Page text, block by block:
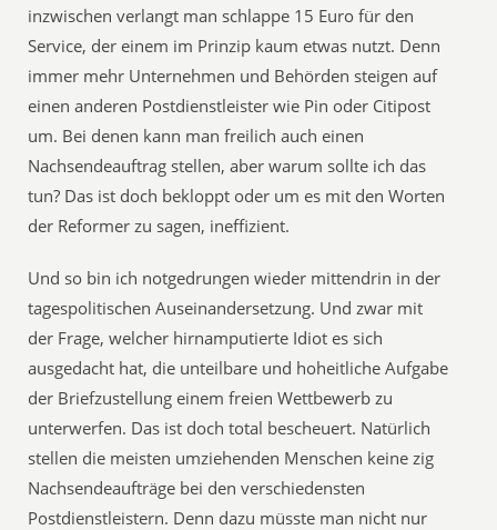
inzwischen verlangt man schlappe 15 Euro für den
Service, der einem im Prinzip kaum etwas nutzt. Denn
immer mehr Unternehmen und Behörden steigen auf
einen anderen Postdienstleister wie Pin oder Citipost
um. Bei denen kann man freilich auch einen
Nachsendeauftrag stellen, aber warum sollte ich das
tun? Das ist doch bekloppt oder um es mit den Worten
der Reformer zu sagen, ineffizient.
Und so bin ich notgedrungen wieder mittendrin in der
tagespolitischen Auseinandersetzung. Und zwar mit
der Frage, welcher hirnamputierte Idiot es sich
ausgedacht hat, die unteilbare und hoheitliche Aufgabe
der Briefzustellung einem freien Wettbewerb zu
unterwerfen. Das ist doch total bescheuert. Natürlich
stellen die meisten umziehenden Menschen keine zig
Nachsendeaufträge bei den verschiedensten
Postdienstleistern. Denn dazu müsste man nicht nur